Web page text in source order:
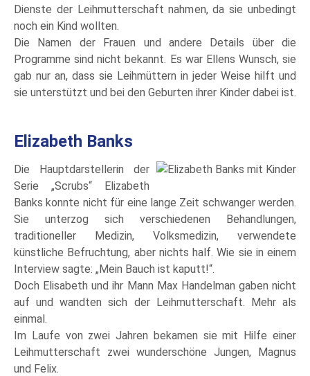
Dienste der Leihmutterschaft nahmen, da sie unbedingt
noch ein Kind wollten.
Die Namen der Frauen und andere Details über die
Programme sind nicht bekannt. Es war Ellens Wunsch, sie
gab nur an, dass sie Leihmüttern in jeder Weise hilft und
sie unterstützt und bei den Geburten ihrer Kinder dabei ist.
Elizabeth Banks
Die Hauptdarstellerin der
Serie „Scrubs“ Elizabeth
Banks konnte nicht für eine lange Zeit schwanger werden.
Sie unterzog sich verschiedenen Behandlungen,
traditioneller Medizin, Volksmedizin, verwendete
künstliche Befruchtung, aber nichts half. Wie sie in einem
Interview sagte: „Mein Bauch ist kaputt!“.
Doch Elisabeth und ihr Mann Max Handelman gaben nicht
auf und wandten sich der Leihmutterschaft. Mehr als
einmal.
Im Laufe von zwei Jahren bekamen sie mit Hilfe einer
Leihmutterschaft zwei wunderschöne Jungen, Magnus
und Felix.